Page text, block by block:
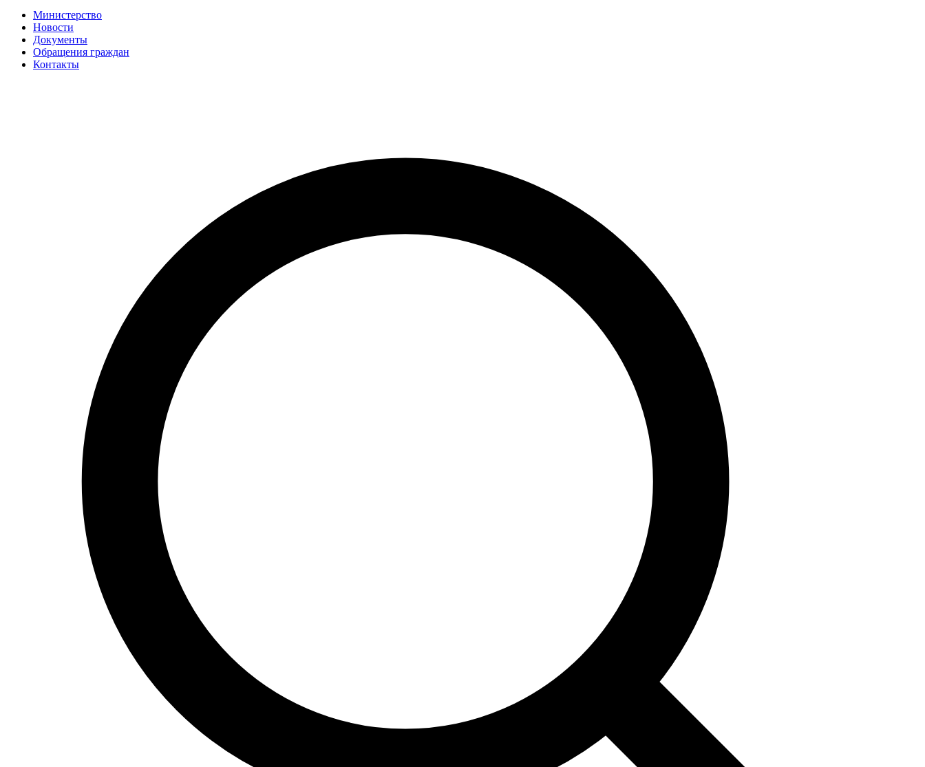
Министерство
Новости
Документы
Обращения граждан
Контакты